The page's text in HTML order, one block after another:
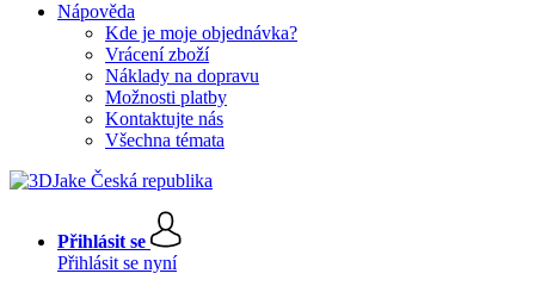
Nápověda
Kde je moje objednávka?
Vrácení zboží
Náklady na dopravu
Možnosti platby
Kontaktujte nás
Všechna témata
Přihlásit se
Přihlásit se nyní